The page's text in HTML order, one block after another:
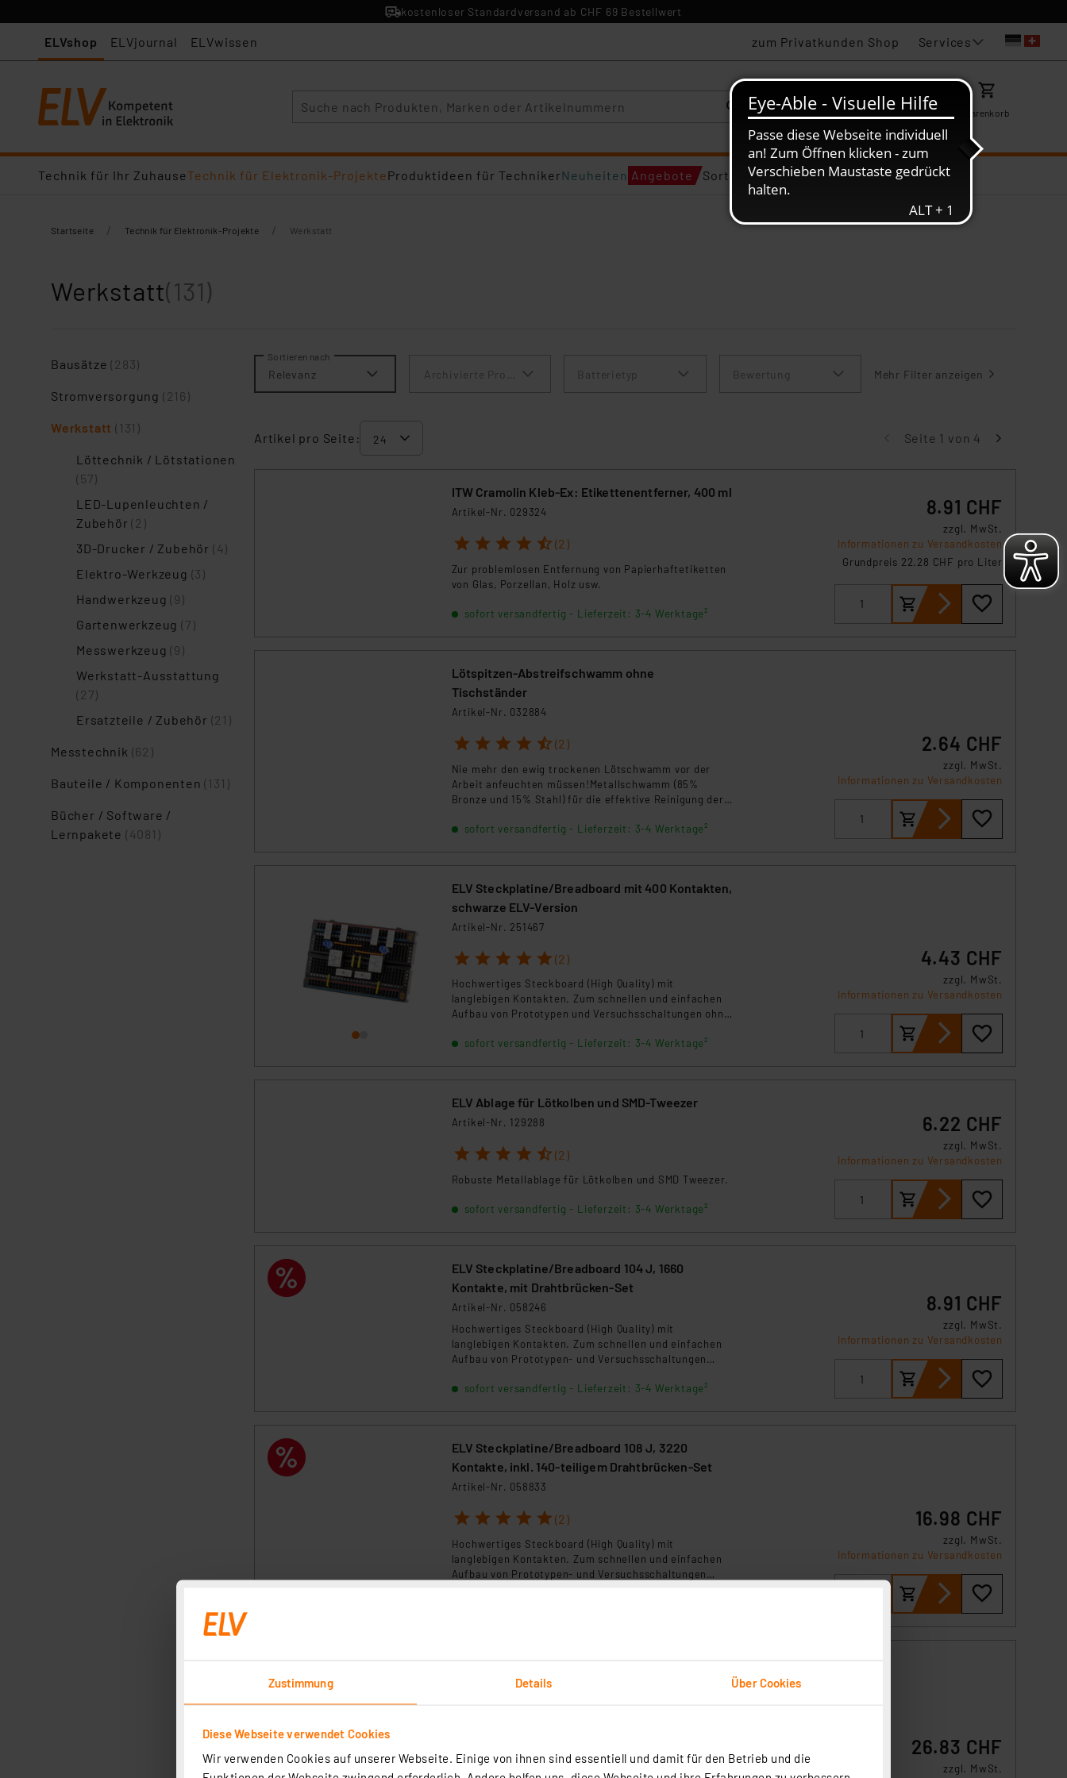
Zustimmung Details Über Cookies
Diese Webseite verwendet Cookies
Wir verwenden Cookies auf unserer Webseite. Einige von ihnen sind essentiell und damit für den Betrieb und die
kostenloser Standardversand ab CHF 69 Bestellwert
ELVshop ELVjournal ELVwissen zum Privatkunden Shop Services
KarriereMein ELV Merkzettel Warenkorb
Technik für Ihr ZuhauseTechnik für Elektronik-ProjekteProduktideen für TechnikerNeuheiten Angebote Sortiments-Deals
Startseite / Technik für Elektronik-Projekte / Werkstatt
Werkstatt(131)
Bausätze(283)
Stromversorgung (216)
Werkstatt (131)
Löttechnik / Lötstationen
(57)
LED-Lupenleuchten /
Zubehör(2)
3D-Drucker / Zubehör (4)
Elektro-Werkzeug (3)
Handwerkzeug(9)
Gartenwerkzeug(7)
Messwerkzeug(9)
Werkstatt-Ausstattung
(27)
Ersatzteile / Zubehör (21)
Messtechnik (62)
Bauteile / Komponenten(131)
Bücher / Software /
Lernpakete (4081)
Sortieren nach
Relevanz Archivierte Produkte anzeigenBatterietyp Bewertung Mehr Filter anzeigen
Artikel pro Seite: Seite 1 von 4
ITW Cramolin Kleb-Ex: Etikettenentferner, 400 ml
Artikel-Nr. 029324
1 2 3 4 5 (2)
Zur problemlosen Entfernung von Papierhaftetiketten
von Glas, Porzellan, Holz usw.
sofort versandfertig - Lieferzeit: 3-4 Werktage²
8.91 CHF
zzgl. MwSt.
Informationen zu Versandkosten
Grundpreis 22.28 CHF pro Liter
Lötspitzen-Abstreifschwamm ohne
Tischständer
Artikel-Nr. 032884
1 2 3 4 5 (2)
Nie mehr den ewig trockenen Lötschwamm vor der
Arbeit anfeuchten müssen!Metallschwamm (85%
Bronze und 15% Stahl) für die effektive Reinigung der
Lötspitze auszukühlen.
sofort versandfertig - Lieferzeit: 3-4 Werktage²
2.64 CHF
zzgl. MwSt.
Informationen zu Versandkosten
ELV Steckplatine/Breadboard mit 400 Kontakten,
schwarze ELV-Version
Artikel-Nr. 251467
1 2 3 4 5 (2)
Hochwertiges Steckboard (High Quality) mit
langlebigen Kontakten. Zum schnellen und einfachen
Aufbau von Prototypen und Versuchsschaltungen ohne
sofort versandfertig - Lieferzeit: 3-4 Werktage²
4.43 CHF
zzgl. MwSt.
Informationen zu Versandkosten
ELV Ablage für Lötkolben und SMD-Tweezer
Artikel-Nr. 129288
1 2 3 4 5 (2)
Robuste Metallablage für Lötkolben und SMD Tweezer.
sofort versandfertig - Lieferzeit: 3-4 Werktage²
6.22 CHF
zzgl. MwSt.
Informationen zu Versandkosten
ELV Steckplatine/Breadboard 104 J, 1660
Kontakte, mit Drahtbrücken-Set
Artikel-Nr. 058246
Hochwertiges Steckboard (High Quality) mit
langlebigen Kontakten. Zum schnellen und einfachen
Aufbau von Prototypen- und Versuchsschaltungen
sofort versandfertig - Lieferzeit: 3-4 Werktage²
8.91 CHF
zzgl. MwSt.
Informationen zu Versandkosten
ELV Steckplatine/Breadboard 108 J, 3220
Kontakte, inkl. 140-teiligem Drahtbrücken-Set
Artikel-Nr. 058833
1 2 3 4 5 (2)
Hochwertiges Steckboard (High Quality) mit
langlebigen Kontakten. Zum schnellen und einfachen
Aufbau von Prototypen- und Versuchsschaltungen
16.98 CHF
zzgl. MwSt.
Informationen zu Versandkosten
(Metallträger)
Bevor man bei Renovierung oder Umbau in eine Wand
bohrt, sollte man sich vergewissern, ob darin
26.83 CHF
zzgl. MwSt.